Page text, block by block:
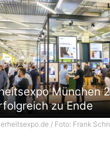
München
zu Ende
/ Foto: Frank